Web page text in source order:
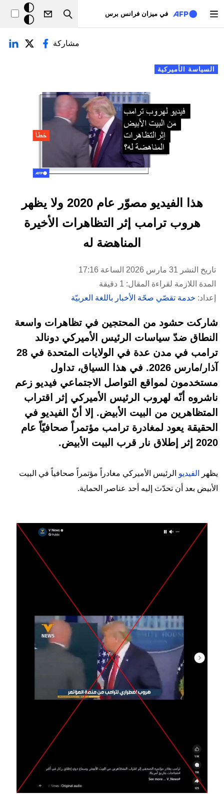
في ميزان فرانس برس
Search
خلفيّة
داكنة
التبويبات الأساسية
السياسة الأميركية
مشاركة
هذا الفيديو مصوّر عام 2020 ولا يظهر
هروب ترامب إثر التظاهرات الأخيرة
المناهضة له
تاريخ النشر 31 مارس 2026 الساعة 17:16
المدة اللازمة لقراءة المقال: 1 دقيقة
إعداد: خدمة تقصّي صحّة الأخبار باللغة العربيّة
شاركت حشود من المحتجين في تظاهرات واسعة
النطاق ضدّ سياسات الرئيس الأميركي دونالد
ترامب في مدن عدة في الولايات المتحدة في 28
آذار/مارس 2026. في هذا السياق، تداول
مستخدمون لمواقع التواصل الاجتماعي فيديو زعم
ناشروه أنّه لهروب الرئيس الأميركي إثر اقتراب
المتظاهرين من البيت الأبيض. إلا أنّ الفيديو في
الحقيقة يعود لمغادرة ترامب مؤتمراً صحافيّاً عام
2020 إثر إطلاق نار قرب البيت الأبيض.
يظهر الفيديو الرئيس الأميركي مغادراً مؤتمراً صحافياً في البيت
الأبيض بعد أن تحدّث إليه أحد عناصر الحماية.
Image